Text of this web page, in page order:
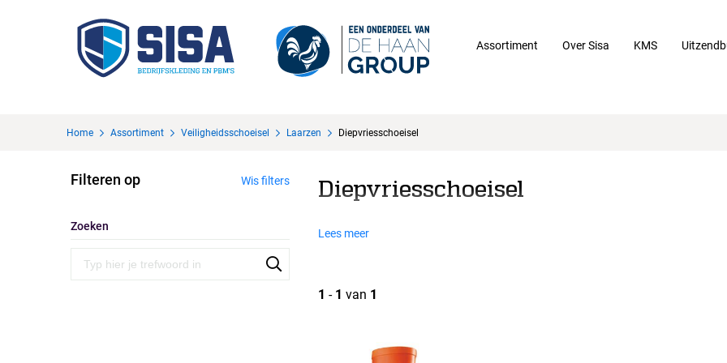
Assortiment Over Sisa KMS
Home Assortiment Veiligheidsschoeisel Laarzen Diepvriesschoeisel
Filteren op Wis filters
Zoeken
Diepvriesschoeisel
Lees meer
1 - 1 van 1